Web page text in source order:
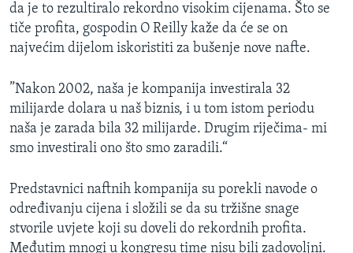
da je to rezultiralo rekordno visokim cijenama. Što se
tiče profita, gospodin O Reilly kaže da će se on
najvećim dijelom iskoristiti za bušenje nove nafte.
”Nakon 2002, naša je kompanija investirala 32
milijarde dolara u naš biznis, i u tom istom periodu
naša je zarada bila 32 milijarde. Drugim riječima- mi
smo investirali ono što smo zaradili.“
Predstavnici naftnih kompanija su porekli navode o
određivanju cijena i složili se da su tržišne snage
stvorile uvjete koji su doveli do rekordnih profita.
Međutim mnogi u kongresu time nisu bili zadovoljni.